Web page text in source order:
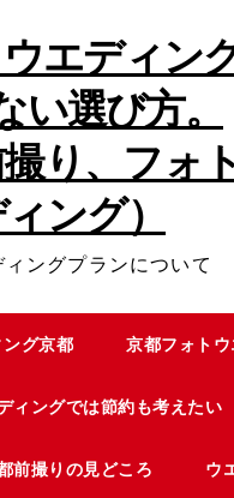
エディン
い選び方。
撮り、フォ
ング）
ングプランについて
グ京都 京都フォト
ィングでは節約も考えたい
前撮りの見どころ ウ